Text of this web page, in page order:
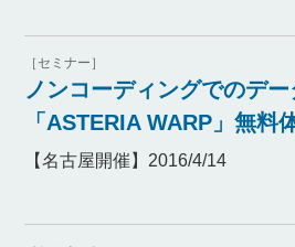
［セミナー］
ノンコーディングでのデー
「ASTERIA WARP」無料
【名古屋開催】2016/4/14